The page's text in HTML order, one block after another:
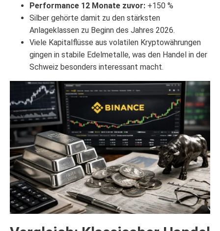
Performance 12 Monate zuvor: +150 %
Silber gehörte damit zu den stärksten
Anlageklassen zu Beginn des Jahres 2026.
Viele Kapitalflüsse aus volatilen Kryptowährungen
gingen in stabile Edelmetalle, was den Handel in der
Schweiz besonders interessant macht.